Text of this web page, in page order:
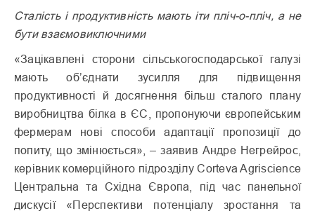
Сталість і продуктивність мають іти пліч-о-пліч, а не
бути взаємовиключними
«Зацікавлені сторони сільськогосподарської галузі
мають об’єднати зусилля для підвищення
продуктивності й досягнення більш сталого плану
виробництва білка в ЄС, пропонуючи європейським
фермерам нові способи адаптації пропозиції до
попиту, що змінюється», – заявив Андре Негрейрос,
керівник комерційного підрозділу Corteva Agriscience
Центральна та Східна Європа, під час панельної
дискусії «Перспективи потенціалу зростання та